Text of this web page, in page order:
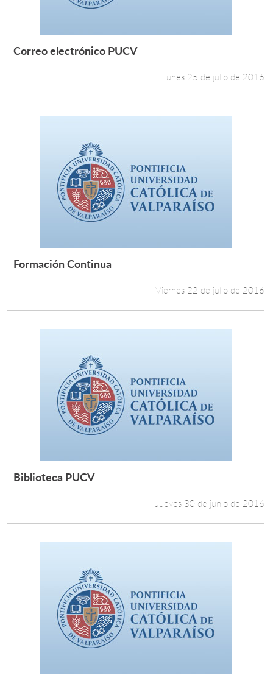
Correo electrónico PUCV
Lunes 25 de julio de 2016
Formación Continua
Viernes 22 de julio de 2016
Biblioteca PUCV
Jueves 30 de junio de 2016